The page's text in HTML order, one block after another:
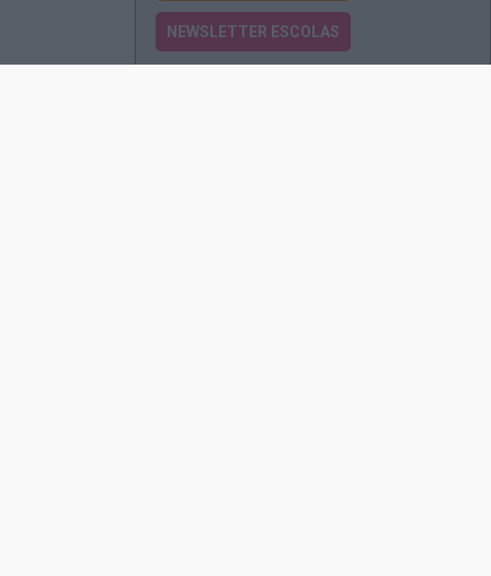
NEWSLETTER ESCOLAS